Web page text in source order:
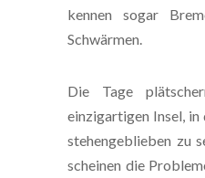
kennen sogar
Schwärmen.
Die Tage
einzigartigen Insel,
stehengeblieben zu
scheinen die